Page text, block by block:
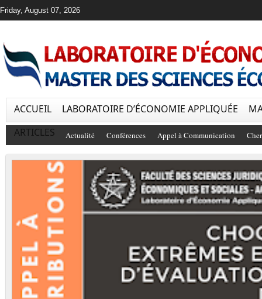
Friday, August 07, 2026
ACCUEIL LABORATOIRE D’ÉCONOMIE APPLIQUÉE
ARTICLES
Actualité Conférences Appel à Communication